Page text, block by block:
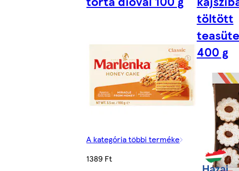
A kategória többi terméke
1389 Ft
töltött
400 g